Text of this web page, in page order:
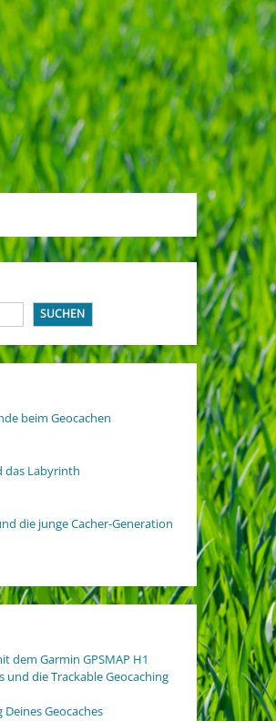
SUCHEN
beim Geocachen
das Labyrinth
die junge Cacher-Generation
dem Garmin GPSMAP H1
und die Trackable Geocaching
Geocaches